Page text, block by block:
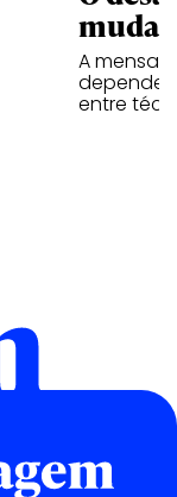
A
depende
entre